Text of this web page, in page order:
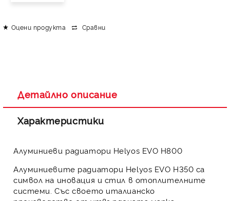
Оцени продукта Сравни
Детайлно описание
Характеристики
Алуминиеви радиатори Helyos EVO Н800
Алуминиевите радиатори Helyos EVO Н350 са
символ на иновация и стил в отоплителните
системи. Със своето италианско